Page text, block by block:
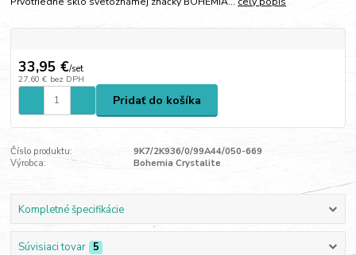
33,95 €/set
27,60 € bez DPH
Pridať do košíka
Číslo produktu:
9K7/2K936/0/99A44/050-669
Výrobca:
Bohemia Crystalite
Kompletné špecifikácie
Súvisiaci tovar 5